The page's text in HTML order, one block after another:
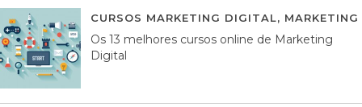
CURSOS MARKETING DIGITAL,
Os 13 melhores cursos online de Marketing
Digital